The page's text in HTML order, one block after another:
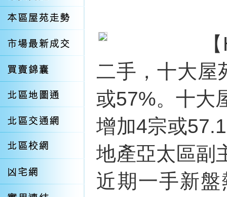
二手，十大屋
或57%。十大
增加4宗或
地產亞太區副
近期一手新